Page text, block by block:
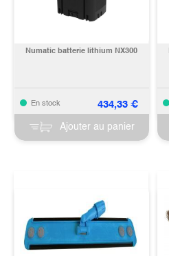
Numatic batterie lithium NX300
En stock 434,33€
Ajouter au panier